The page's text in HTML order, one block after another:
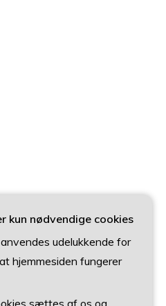
kun nødvendige cookies
udelukkende for
hjemmesiden fungerer
sættes af os og